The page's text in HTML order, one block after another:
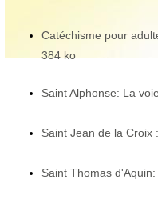
Catéchisme pour
384 ko
Saint Alphonse: La
Saint Jean de la Croix
Saint Thomas